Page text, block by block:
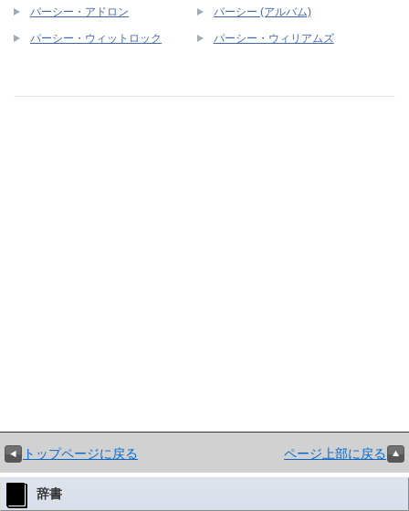
パーシー・アドロン パーシー (アルバム)
パーシー・ウィットロック パーシー・ウィリアムズ
トップページに戻る ページ上部に戻る
辞書